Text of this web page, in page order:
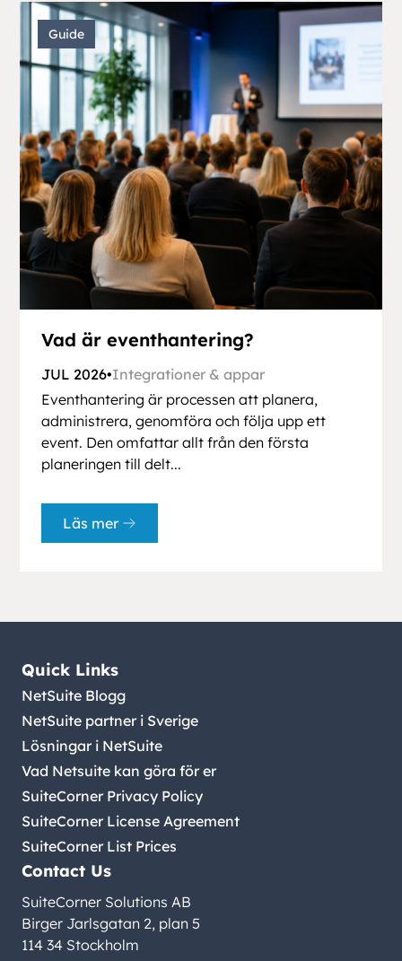
Guide
Vad är eventhantering?
JUL 2026•Integrationer & appar
Eventhantering är processen att planera,
administrera, genomföra och följa upp ett
event. Den omfattar allt från den första
planeringen till delt...
Läs mer
Quick Links
NetSuite Blogg
NetSuite partner i Sverige
Lösningar i NetSuite
Vad Netsuite kan göra för er
SuiteCorner Privacy Policy
SuiteCorner License Agreement
SuiteCorner List Prices
Contact Us
SuiteCorner Solutions AB
Birger Jarlsgatan 2, plan 5
114 34 Stockholm